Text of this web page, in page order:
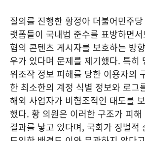
질의를 진행한 황정아 더불어민주
랫폼들이 국내법 준수를 표방하면
혐의 콘텐츠 게시자를 보호하는 방
우가 있다며 문제를 제기했다. 특히
위조작 정보 피해를 당한 이용자의
한 최소한의 계정 식별 정보와 로그
해외 사업자가 비협조적인 태도를
했다. 황 의원은 이러한 구조가 피
결과를 낳고 있다며, 국회가 징벌적